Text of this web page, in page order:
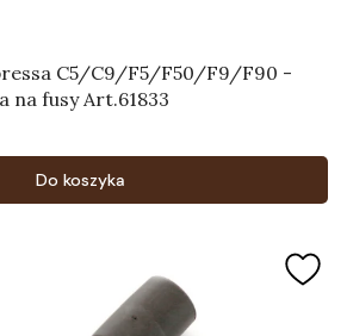
C5/C9/F5/F50/F9/F90 -
na fusy Art.61833
Do koszyka